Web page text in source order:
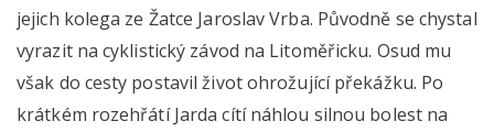
jejich kolega ze Žatce Jaroslav Vrba. Původně se chystal
vyrazit na cyklistický závod na Litoměřicku. Osud mu
však do cesty postavil život ohrožující překážku. Po
krátkém rozehřátí Jarda cítí náhlou silnou bolest na